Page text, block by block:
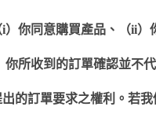
i）你同意購買產品、（ii）
你所收到的訂單確認並不
的訂單要求之權利。若